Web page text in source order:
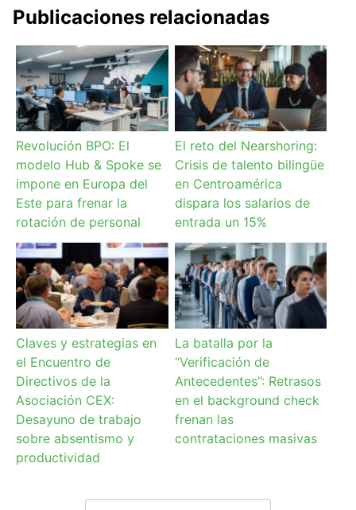
Publicaciones relacionadas
Revolución BPO: El
modelo Hub & Spoke se
impone en Europa del
Este para frenar la
rotación de personal
El reto del Nearshoring:
Crisis de talento bilingüe
en Centroamérica
dispara los salarios de
entrada un 15%
Claves y estrategias en
el Encuentro de
Directivos de la
Asociación CEX:
Desayuno de trabajo
sobre absentismo y
productividad
La batalla por la
“Verificación de
Antecedentes”: Retrasos
en el background check
frenan las
contrataciones masivas